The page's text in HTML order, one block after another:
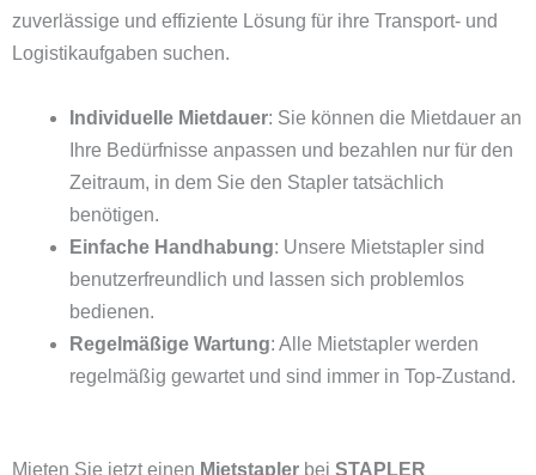
zuverlässige und effiziente Lösung für ihre Transport- und
Logistikaufgaben suchen.
Individuelle Mietdauer: Sie können die Mietdauer an
Ihre Bedürfnisse anpassen und bezahlen nur für den
Zeitraum, in dem Sie den Stapler tatsächlich
benötigen.
Einfache Handhabung: Unsere Mietstapler sind
benutzerfreundlich und lassen sich problemlos
bedienen.
Regelmäßige Wartung: Alle Mietstapler werden
regelmäßig gewartet und sind immer in Top-Zustand.
Mieten Sie jetzt einen Mietstapler bei STAPLER